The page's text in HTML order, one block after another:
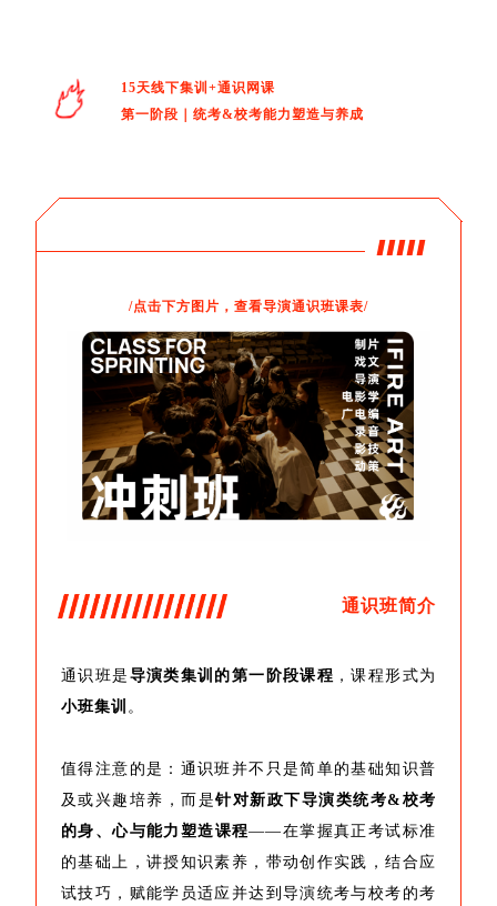
15天线下集训+通识网课
第一阶段｜统考&校考能力塑造与养成
/点击下方图片，查看导演通识班课表/
通识班简介
通识班是 导演类集训的第一阶段课程 ，课程形式为
小班集训 。
值得注意的是：通识班并不只是简单的基础知识普
及或兴趣培养，而是针对新政下导演类统考&校考
的身、心与能力塑造课程——在掌握真正考试标准
的基础上，讲授知识素养，带动创作实践，结合应
试技巧，赋能学员适应并达到导演统考与校考的考